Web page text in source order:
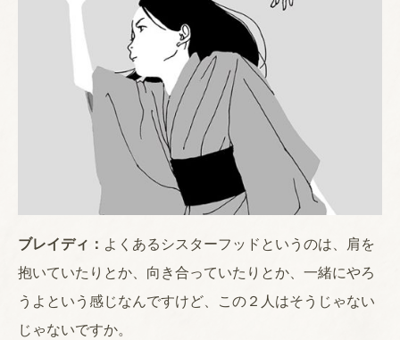
ブレイディ： よくあるシスターフッドというのは、肩を
抱いていたりとか、向き合っていたりとか、一緒にやろ
うよという感じなんですけど、この２人はそうじゃない
じゃないですか。